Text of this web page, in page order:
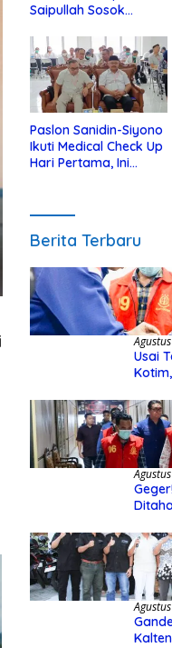
Saipullah Sosok
Anak Yatim
Paslon Sanidin-Siyono
Ikuti Medical Check Up
Hari Pertama, Ini
Berita Terbaru
Usai
Hibah